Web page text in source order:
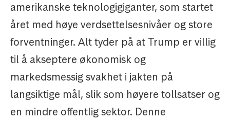
amerikanske teknologigiganter, som startet
året med høye verdsettelsesnivåer og store
forventninger. Alt tyder på at Trump er villig
til å akseptere økonomisk og
markedsmessig svakhet i jakten på
langsiktige mål, slik som høyere tollsatser og
en mindre offentlig sektor. Denne